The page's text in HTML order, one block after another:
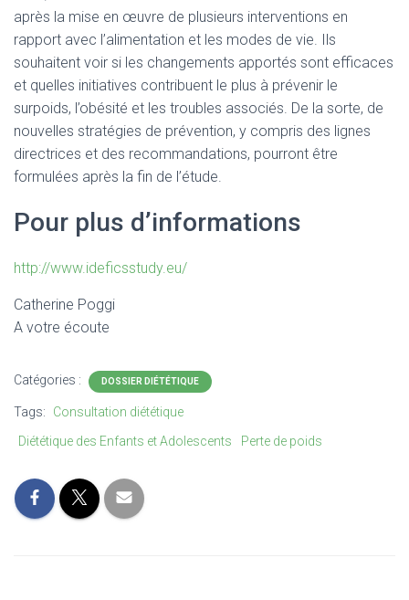
après la mise en œuvre de plusieurs interventions en
rapport avec l’alimentation et les modes de vie. Ils
souhaitent voir si les changements apportés sont efficaces
et quelles initiatives contribuent le plus à prévenir le
surpoids, l’obésité et les troubles associés. De la sorte, de
nouvelles stratégies de prévention, y compris des lignes
directrices et des recommandations, pourront être
formulées après la fin de l’étude.
Pour plus d’informations
http://www.ideficsstudy.eu/
Catherine Poggi
A votre écoute
Catégories : DOSSIER DIÉTÉTIQUE
Tags:
Consultation diététique
Diététique des Enfants et Adolescents
Perte de poids